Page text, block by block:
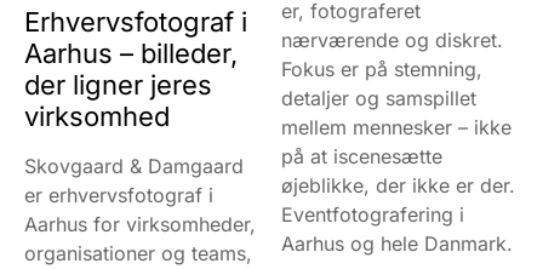
Erhvervsfotograf i
Aarhus – billeder,
der ligner jeres
virksomhed
Skovgaard & Damgaard
er erhvervsfotograf i
Aarhus for virksomheder,
organisationer og teams,
er, fotograferet
nærværende og diskret.
Fokus er på stemning,
detaljer og samspillet
mellem mennesker – ikke
på at iscenesætte
øjeblikke, der ikke er der.
Eventfotografering i
Aarhus og hele Danmark.